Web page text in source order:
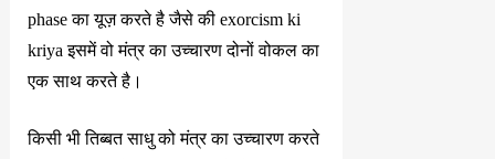
phase का यूज़ करते है जैसे की exorcism ki
kriya इसमें वो मंत्र का उच्चारण दोनों वोकल का
एक साथ करते है।
किसी भी तिब्बत साधु को मंत्र का उच्चारण करते